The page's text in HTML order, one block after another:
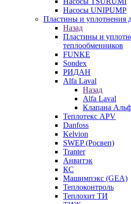
Насосы UNIPUMP
Пластины и уплотнения
Назад
Пластины и
теплообменников
FUNKE
Sondex
РИДАН
Alfa Laval
Назад
Alfa Laval
Клапана
Теплотекс APV
Danfoss
Kelvion
SWEP (Росвеп)
Tranter
Анвитэк
КС
Машимпэкс (GEA)
Теплоконтроль
Теплохит ТИ